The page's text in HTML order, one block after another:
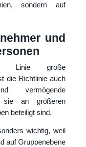
sondern auf
und
Linie große
die Richtlinie auch
vermögende
sie an größeren
beteiligt sind.
wichtig, weil
auf Gruppenebene